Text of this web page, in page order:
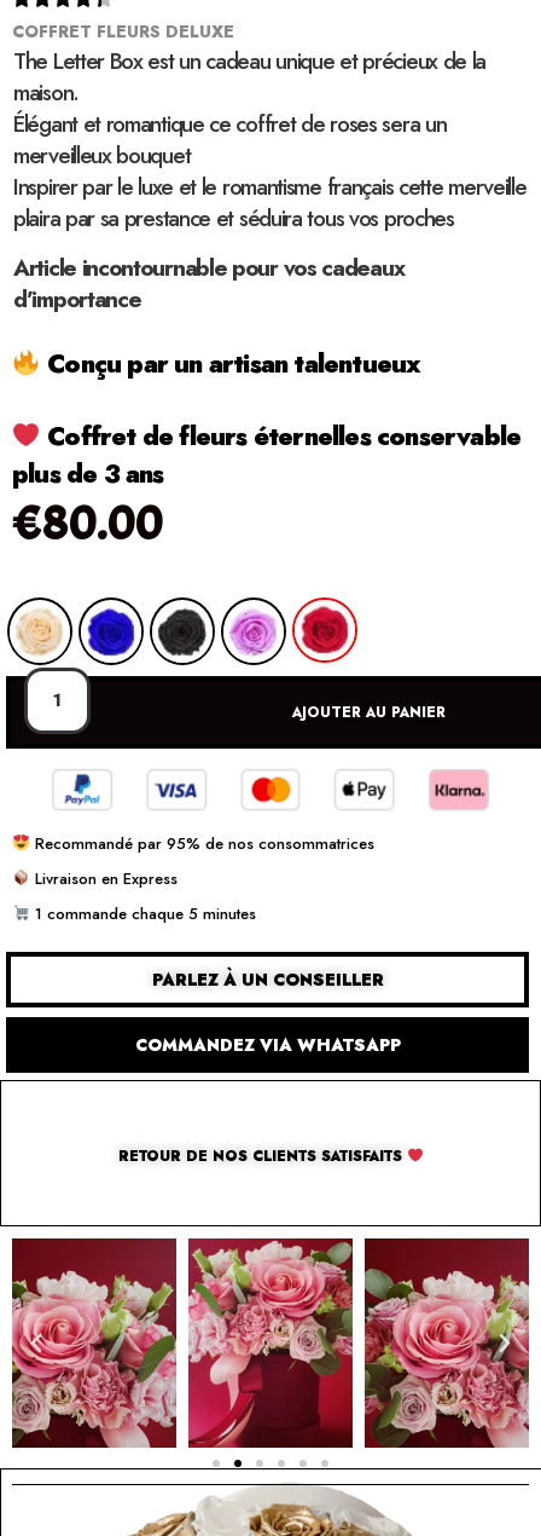
COFFRET FLEURS DELUXE
The Letter Box est un cadeau unique et précieux de la
maison.
Élégant et romantique ce coffret de roses sera un
merveilleux bouquet
Inspirer par le luxe et le romantisme français cette merveille
plaira par sa prestance et séduira tous vos proches
Article incontournable pour vos cadeaux
d’importance
Conçu par un artisan talentueux
Coffret de fleurs éternelles conservable
plus de 3 ans
€80.00
AJOUTER AU PANIER
Recommandé par 95% de nos consommatrices
Livraison en Express
1 commande chaque 5 minutes
PARLEZ À UN CONSEILLER
COMMANDEZ VIA WHATSAPP
RETOUR DE NOS CLIENTS SATISFAITS